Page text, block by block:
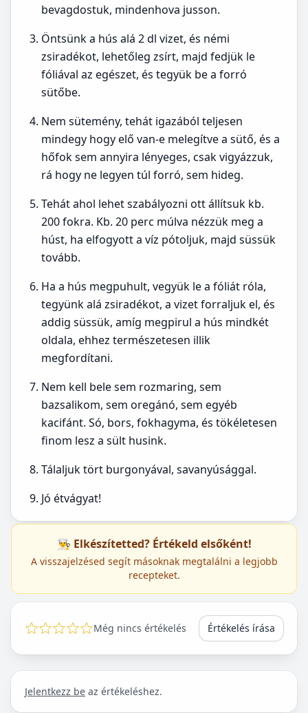
bevagdostuk, mindenhova jusson.
Öntsünk a hús alá 2 dl vizet, és némi
zsiradékot, lehetőleg zsírt, majd fedjük le
fóliával az egészet, és tegyük be a forró
sütőbe.
Nem sütemény, tehát igazából teljesen
mindegy hogy elő van-e melegítve a sütő, és a
hőfok sem annyira lényeges, csak vigyázzuk,
rá hogy ne legyen túl forró, sem hideg.
Tehát ahol lehet szabályozni ott állítsuk kb.
200 fokra. Kb. 20 perc múlva nézzük meg a
húst, ha elfogyott a víz pótoljuk, majd süssük
tovább.
Ha a hús megpuhult, vegyük le a fóliát róla,
tegyünk alá zsiradékot, a vizet forraljuk el, és
addig süssük, amíg megpirul a hús mindkét
oldala, ehhez természetesen illik
megfordítani.
Nem kell bele sem rozmaring, sem
bazsalikom, sem oregánó, sem egyéb
kacifánt. Só, bors, fokhagyma, és tökéletesen
finom lesz a sült husink.
Tálaljuk tört burgonyával, savanyúsággal.
Jó étvágyat!
👨‍🍳 Elkészítetted? Értékeld elsőként!
A visszajelzésed segít másoknak megtalálni a legjobb
recepteket.
Még nincs értékelés Értékelés írása
Jelentkezz be az értékeléshez.